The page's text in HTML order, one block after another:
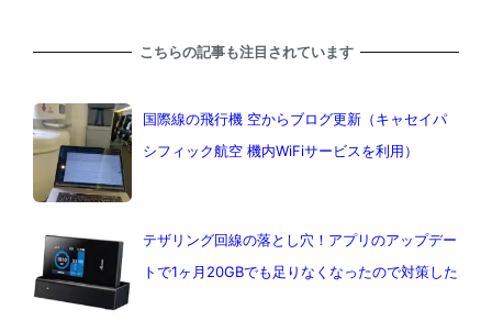
こちらの記事も注目されています
国際線の飛行機 空からブログ更新（キャセイパ
シフィック航空 機内WiFiサービスを利用）
テザリング回線の落とし穴！アプリのアップデー
トで1ヶ月20GBでも足りなくなったので対策した